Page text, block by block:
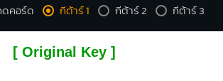
ดคอร์ด กีต้าร์ 1 กีต้าร์ 2 กีต้าร์ 3
[ Original Key ]